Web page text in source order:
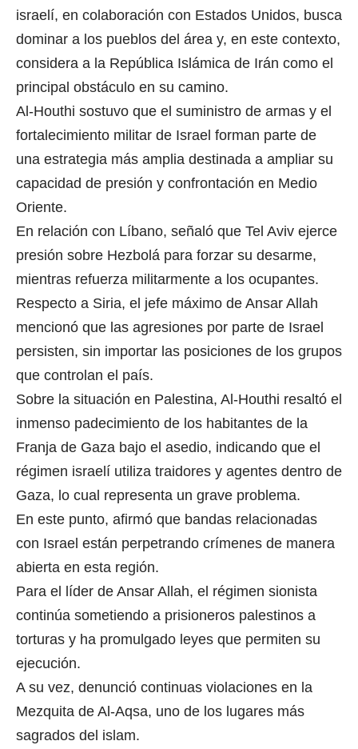
israelí, en colaboración con Estados Unidos, busca
dominar a los pueblos del área y, en este contexto,
considera a la República Islámica de Irán como el
principal obstáculo en su camino.
Al-Houthi sostuvo que el suministro de armas y el
fortalecimiento militar de Israel forman parte de
una estrategia más amplia destinada a ampliar su
capacidad de presión y confrontación en Medio
Oriente.
En relación con Líbano, señaló que Tel Aviv ejerce
presión sobre Hezbolá para forzar su desarme,
mientras refuerza militarmente a los ocupantes.
Respecto a Siria, el jefe máximo de Ansar Allah
mencionó que las agresiones por parte de Israel
persisten, sin importar las posiciones de los grupos
que controlan el país.
Sobre la situación en Palestina, Al-Houthi resaltó el
inmenso padecimiento de los habitantes de la
Franja de Gaza bajo el asedio, indicando que el
régimen israelí utiliza traidores y agentes dentro de
Gaza, lo cual representa un grave problema.
En este punto, afirmó que bandas relacionadas
con Israel están perpetrando crímenes de manera
abierta en esta región.
Para el líder de Ansar Allah, el régimen sionista
continúa sometiendo a prisioneros palestinos a
torturas y ha promulgado leyes que permiten su
ejecución.
A su vez, denunció continuas violaciones en la
Mezquita de Al-Aqsa, uno de los lugares más
sagrados del islam.